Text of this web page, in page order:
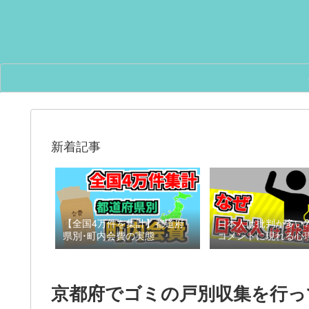
新着記事
【全国4万件を集計】都道府
県別･町内会費の実態
日本人は批判が多い
コメントに現れる心
京都府でゴミの戸別収集を行